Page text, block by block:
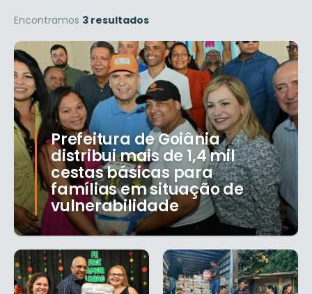
Encontramos 3 resultados
Prefeitura de Goiânia
distribui mais de 1,4 mil
cestas básicas para
famílias em situação de
vulnerabilidade